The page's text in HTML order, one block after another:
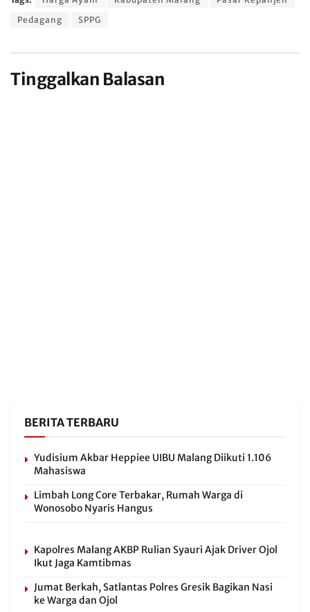
Pedagang
SPPG
Tinggalkan Balasan
BERITA TERBARU
Yudisium Akbar Heppiee UIBU Malang Diikuti 1.106
Mahasiswa
Limbah Long Core Terbakar, Rumah Warga di
Wonosobo Nyaris Hangus
Kapolres Malang AKBP Rulian Syauri Ajak Driver Ojol
Ikut Jaga Kamtibmas
Jumat Berkah, Satlantas Polres Gresik Bagikan Nasi
ke Warga dan Ojol